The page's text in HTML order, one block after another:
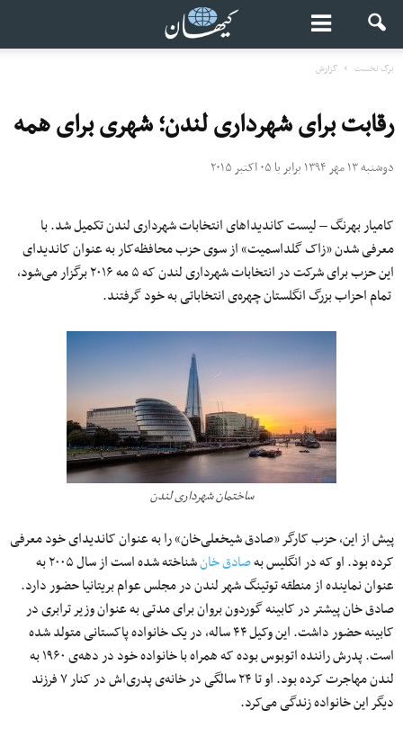
برگ نخست گزارش
رقابت برای شهرداری لندن؛ شهری برای همه
دوشنبه ۱۳ مهر ۱۳۹۴ برابر با ۰۵ اکتبر ۲۰۱۵
کامیار بهرنگ – لیست کاندیداهای انتخابات شهرداری لندن تکمیل شد. با
معرفی شدن «زاک گلداسمیت» از سوی حزب محافظه‌کار به عنوان کاندیدای
این حزب برای شرکت در انتخابات شهرداری لندن که ۵ مه ۲۰۱۶ برگزار می‌شود،
تمام احزاب بزرگ انگلستان چهره‌ی انتخاباتی به خود گرفتند.
ساختمان شهرداری لندن
پیش از این، حزب کارگر «صادق شیخعلی‌خان» را به عنوان کاندیدای خود معرفی
کرده بود. او که در انگلیس بهصادق خان
شناخته شده است از سال ۲۰۰۵ به
عنوان نماینده از منطقه توتینگ شهر لندن در مجلس عوام بریتانیا حضور دارد.
صادق خان پیشتر در کابینه گوردون بروان برای مدتی به عنوان وزیر ترابری در
کابینه حضور داشت. این وکیل ۴۴ ساله، در یک خانواده پاکستانی متولد شده
است. پدرش راننده اتوبوس بوده که همراه با خانواده خود در دهه‌ی ۱۹۶۰ به
لندن مهاجرت کرده بود. او تا ۲۴ سالگی در خانه‌ی پدری‌اش در کنار ۷ فرزند
دیگر این خانواده زندگی می‌کرد.